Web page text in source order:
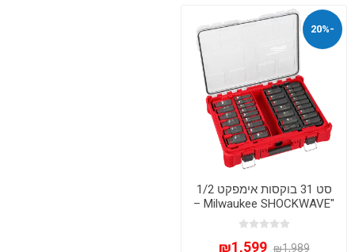
-20%
סט 31 בוקסות אימפקט 1/2
"Milwaukee SHOCKWAVE –
₪1,989
₪1,599